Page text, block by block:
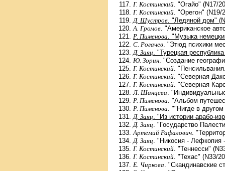
Г. Костинский . "Огайо" (N17/
Г. Костинский . "Орегон" (N19/
Д. Шустров . "Ледяной дом"
А. Громов . "Американское
Р. Пименова . "Музыка
С. Рогачев . "Этюд психики
Д. Заяц . "Турецкая
Ю. Зорин . "Создание
Г. Костинский .
Г. Костинский . "Северная
Г. Костинский . "Северная
Л. Шанцева .
Р. Пименова . "Альбом
Р. Пименова . ""Нигде в
Д. Заяц . "Из истории арабо-
Д. Заяц . "Государство
Артемий Рафалович .
Д. Заяц . "Никосия -
Г. Костинский . "Теннесси"
Г. Костинский . "Техас" (N33/
Е. Чиркова . "Скандинавские